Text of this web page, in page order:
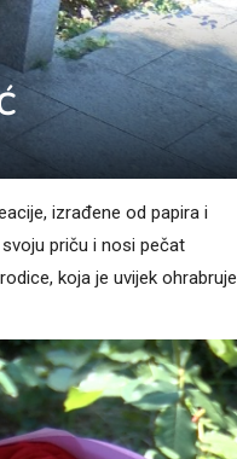
izrađene od papira i
priču i nosi pečat
koja je uvijek ohrabruje